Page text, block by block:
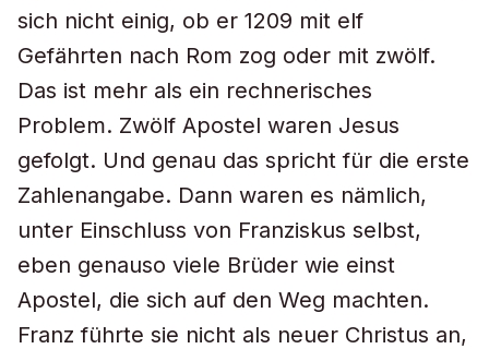
sich nicht einig, ob er 1209 mit elf
Gefährten nach Rom zog oder mit zwölf.
Das ist mehr als ein rechnerisches
Problem. Zwölf Apostel waren Jesus
gefolgt. Und genau das spricht für die erste
Zahlenangabe. Dann waren es nämlich,
unter Einschluss von Franziskus selbst,
eben genauso viele Brüder wie einst
Apostel, die sich auf den Weg machten.
Franz führte sie nicht als neuer Christus an,